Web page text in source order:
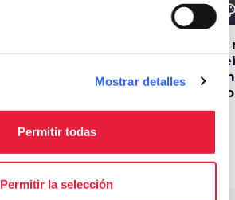
Mostrar detalles
Permitir todas
Permitir la selección
y el Montalbano
map Ver en el mapa